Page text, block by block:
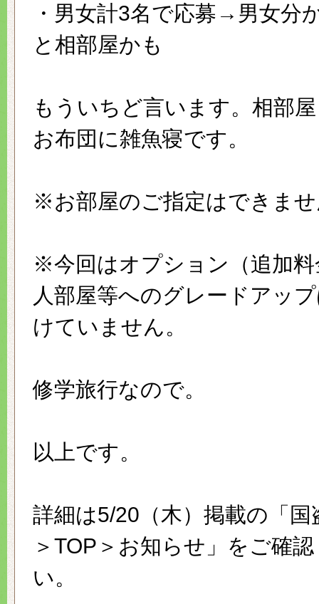
・男女計3名で応募→男女分
と相部屋かも
もういちど言います。相部
お布団に雑魚寝です。
※お部屋のご指定はできま
※今回はオプション（追加
人部屋等へのグレードアッ
けていません。
修学旅行なので。
以上です。
詳細は5/20（木）掲載の「
＞TOP＞お知らせ」をご確
い。